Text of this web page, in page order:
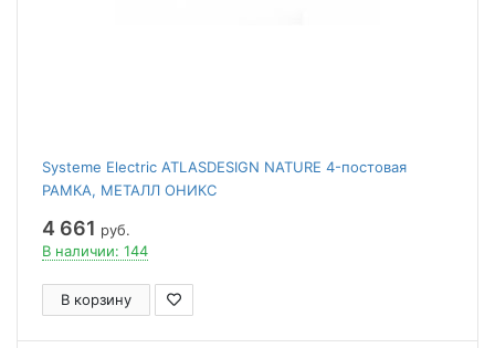
Systeme Electric ATLASDESIGN NATURE 4-постовая
РАМКА, МЕТАЛЛ ОНИКС
4 661 руб.
В наличии: 144
В корзину